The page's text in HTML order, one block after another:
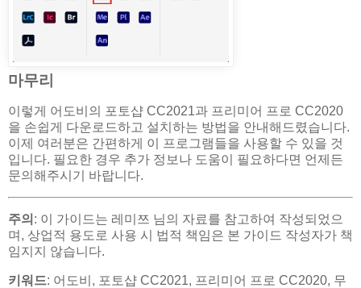
마무리
이렇게 어도비의 포토샵 CC2021과 프리미어 프로 CC2020
을 손쉽게 다운로드하고 설치하는 방법을 안내해드렸습니다.
이제 여러분은 간편하게 이 프로그램들을 사용할 수 있을 것
입니다. 필요한 경우 추가 정보나 도움이 필요하다면 언제든
문의해주시기 바랍니다.
주의 : 이 가이드는 레미쯔 님의 자료를 참고하여 작성되었으
며, 상업적 용도로 사용 시 법적 책임은 본 가이드 작성자가 책
임지지 않습니다.
키워드: 어도비, 포토샵 CC2021, 프리미어 프로 CC2020, 무